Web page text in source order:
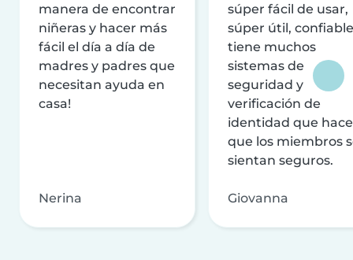
manera de encontrar
niñeras y hacer más
fácil el día a día de
madres y padres que
necesitan ayuda en
casa!
Nerina
súper fácil de usar,
súper útil,
tiene muchos
sistemas de
seguridad y
verificación de
identidad que
que los miembros
sientan seguros.
Giovanna